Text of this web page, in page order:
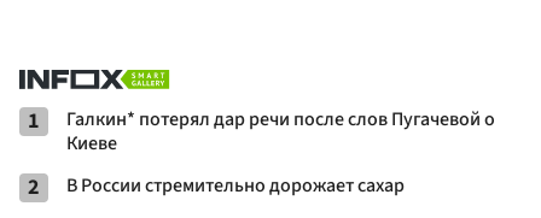
1
Галкин* потерял дар речи после слов Пугачевой о
Киеве
2 В России стремительно дорожает сахар